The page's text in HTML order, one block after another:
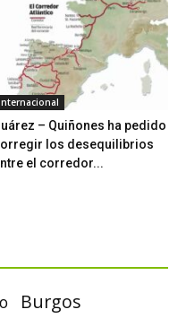
– Quiñones ha pedido
los desequilibrios
el corredor...
Burgos